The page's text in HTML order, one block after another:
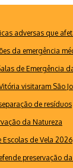
adversas que
da emergência
de Emergência
visitaram São
de resíduos
da Natureza
Escolas de Vela 2026
preservação